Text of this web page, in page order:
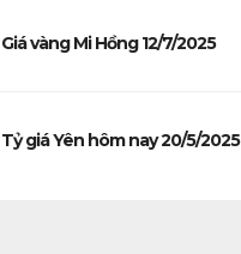
Giá vàng Mi Hồng 12/7/2025
Tỷ giá Yên hôm nay 20/5/2025